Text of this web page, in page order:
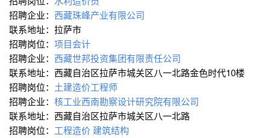
招聘企业： 西藏珠峰产业有限公司
联系地址：拉萨市
招聘岗位： 项目会计
招聘企业： 西藏世邦投资集团有限责任公司
联系地址：西藏自治区拉萨市城关区八一北路金色时代10楼
招聘岗位： 土建造价工程师
招聘企业： 核工业西南勘察设计研究院有限公司
联系地址：西藏自治区拉萨市城关区八一北路
招聘岗位： 工程造价 建筑结构